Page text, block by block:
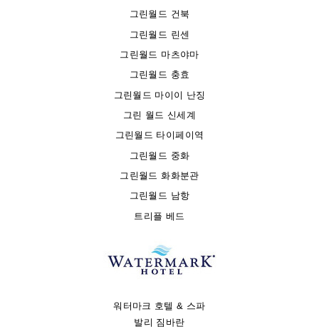
그린월드 건북
그린월드 린센
그린월드 마츠야마
그린월드 충효
그린월드 마이이 난징
그린 월드 신세계
그린월드 타이페이역
그린월드 중화
그린월드 화화분관
그린월드 남항
트리플 베드
워터마크 호텔 & 스파
발리 짐바란